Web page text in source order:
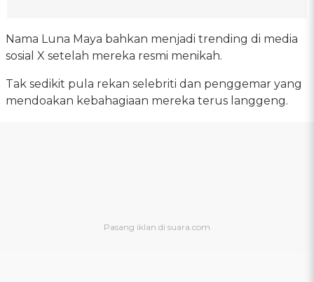
Nama Luna Maya bahkan menjadi trending di media
sosial X setelah mereka resmi menikah.
Tak sedikit pula rekan selebriti dan penggemar yang
mendoakan kebahagiaan mereka terus langgeng.